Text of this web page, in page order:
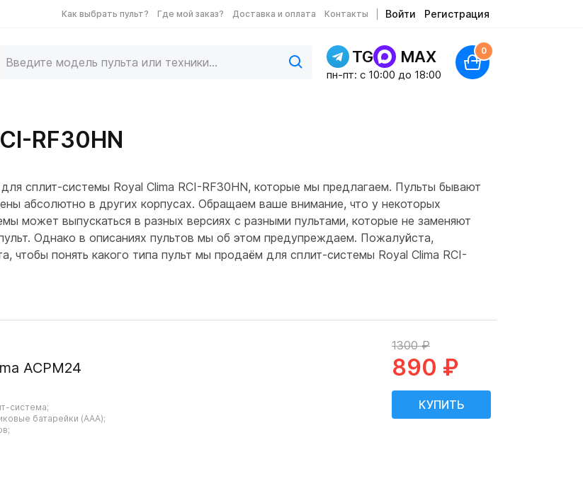
Как выбрать пульт? Где мой заказ? Доставка и оплата Контакты Войти Регистрация
TG MAX
пн-пт: c 10:00 до 18:00
0
RF30HN
сплит-системы Royal Clima RCI-RF30HN, которые мы предлагаем. Пульты бывают
абсолютно в других корпусах. Обращаем ваше внимание, что у некоторых
может выпускаться в разных версиях с разными пультами, которые не заменяют
Однако в описаниях пультов мы об этом предупреждаем. Пожалуйста,
чтобы понять какого типа пульт мы продаём для сплит-системы Royal Clima RCI-
ACPM24
система;
батарейки (AAA);
1300 ₽
890 ₽